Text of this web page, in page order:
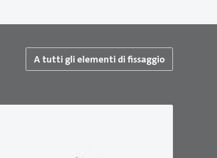
A tutti gli elementi di fissaggio